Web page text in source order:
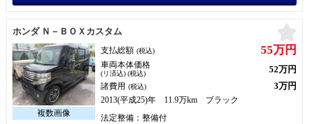
ホンダ Ｎ－ＢＯＸカスタム
支払総額 (税込) 55万円
車両本体価格
(リ済込) (税込) 52万円
諸費用 (税込) 3万円
2013(平成25)年 11.9万km ブラック
法定整備：整備付